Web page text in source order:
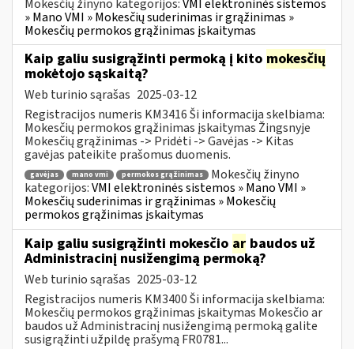
Mokesčių žinyno kategorijos:VMI elektroninės sistemos
» Mano VMI » Mokesčių suderinimas ir grąžinimas »
Mokesčių permokos grąžinimas įskaitymas
Kaip galiu susigrąžinti permoką į kito mokesčių
mokėtojo sąskaitą?
Web turinio sąrašas 2025-03-12
Registracijos numeris KM3416 Ši informacija skelbiama:
Mokesčių permokos grąžinimas įskaitymas Žingsnyje
Mokesčių grąžinimas -> Pridėti -> Gavėjas -> Kitas
gavėjas pateikite prašomus duomenis.
gavėjas mano vmi permokos grąžinimas
Mokesčių žinyno
kategorijos:VMI elektroninės sistemos » Mano VMI »
Mokesčių suderinimas ir grąžinimas » Mokesčių
permokos grąžinimas įskaitymas
Kaip galiu susigrąžinti mokesčio ar baudos už
Administracinį nusižengimą permoką?
Web turinio sąrašas 2025-03-12
Registracijos numeris KM3400 Ši informacija skelbiama:
Mokesčių permokos grąžinimas įskaitymas Mokesčio ar
baudos už Administracinį nusižengimą permoką galite
susigrąžinti užpildę prašymą FR0781...